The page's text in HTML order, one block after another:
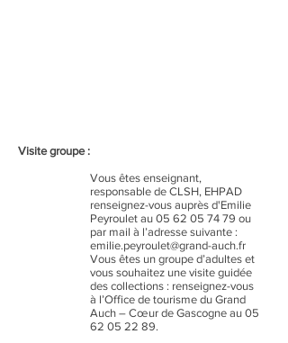
Visite groupe :
Vous êtes enseignant,
responsable de CLSH, EHPAD
renseignez-vous auprès d'Emilie
Peyroulet au 05 62 05 74 79 ou
par mail à l’adresse suivante :
emilie.peyroulet@grand-auch.fr
Vous êtes un groupe d’adultes et
vous souhaitez une visite guidée
des collections : renseignez-vous
à l’Office de tourisme du Grand
Auch – Cœur de Gascogne au 05
62 05 22 89.